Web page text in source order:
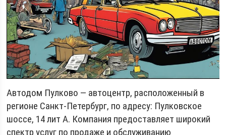
Автодом Пулково — автоцентр, расположенный в
регионе Санкт-Петербург, по адресу: Пулковское
шоссе, 14 лит А. Компания предоставляет широкий
спектр услуг по продаже и обслуживанию